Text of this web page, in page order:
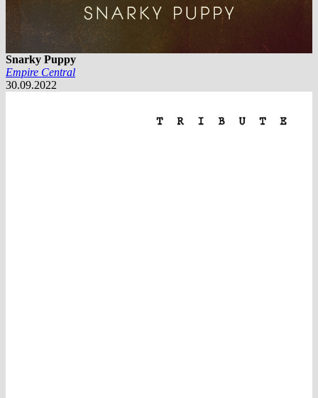
Snarky Puppy
Empire Central
30.09.2022